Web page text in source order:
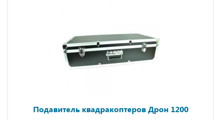
Подавитель квадракоптеров Дрон 1200